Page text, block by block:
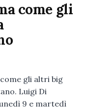
come gli
gli altri big
Luigi Di
9 e martedì